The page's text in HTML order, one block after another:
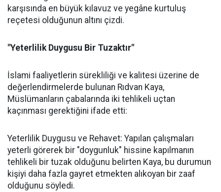
karşısında en büyük kılavuz ve yegâne kurtuluş
reçetesi olduğunun altını çizdi.
"Yeterlilik Duygusu Bir Tuzaktır"
İslami faaliyetlerin sürekliliği ve kalitesi üzerine de
değerlendirmelerde bulunan Rıdvan Kaya,
Müslümanların çabalarında iki tehlikeli uçtan
kaçınması gerektiğini ifade etti:
Yeterlilik Duygusu ve Rehavet: Yapılan çalışmaları
yeterli görerek bir "doygunluk" hissine kapılmanın
tehlikeli bir tuzak olduğunu belirten Kaya, bu durumun
kişiyi daha fazla gayret etmekten alıkoyan bir zaaf
olduğunu söyledi.